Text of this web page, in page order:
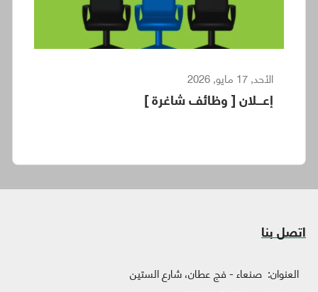
الأحد, 17 مايو, 2026
إعـــلان [ وظائف شاغرة ]
اتصل بنا
العنوان: صنعاء - فج عطان، شارع الستين